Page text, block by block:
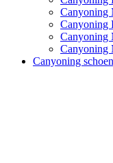
Canyoning
Canyoning
Canyoning
Canyoning
Canyoning